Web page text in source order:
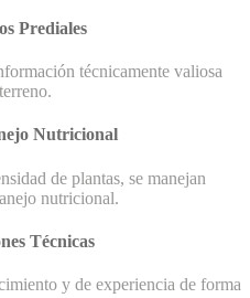
Prediales
técnicamente valiosa
Nutricional
de plantas, se manejan
nutricional.
Técnicas
y de experiencia de forma